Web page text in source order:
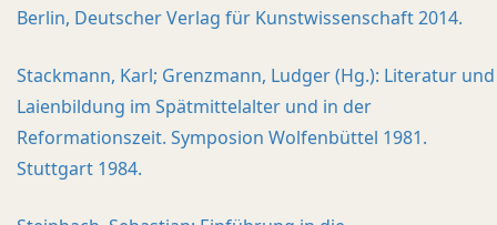
Berlin, Deutscher Verlag für Kunstwissenschaft 2014.
Stackmann, Karl; Grenzmann, Ludger (Hg.): Literatur und
Laienbildung im Spätmittelalter und in der
Reformationszeit. Symposion Wolfenbüttel 1981.
Stuttgart 1984.